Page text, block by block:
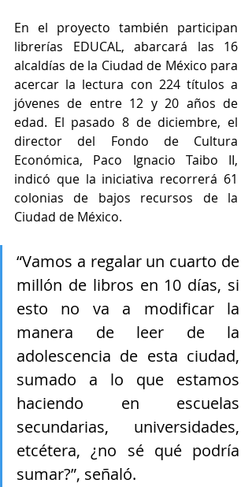
En el proyecto también participan
librerías EDUCAL, abarcará las 16
alcaldías de la Ciudad de México para
acercar la lectura con 224 títulos a
jóvenes de entre 12 y 20 años de
edad. El pasado 8 de diciembre, el
director del Fondo de Cultura
Económica, Paco Ignacio Taibo II,
indicó que la iniciativa recorrerá 61
colonias de bajos recursos de la
Ciudad de México.
“Vamos a regalar un cuarto de
millón de libros en 10 días, si
esto no va a modificar la
manera de leer de la
adolescencia de esta ciudad,
sumado a lo que estamos
haciendo en escuelas
secundarias, universidades,
etcétera, ¿no sé qué podría
sumar?”, señaló.